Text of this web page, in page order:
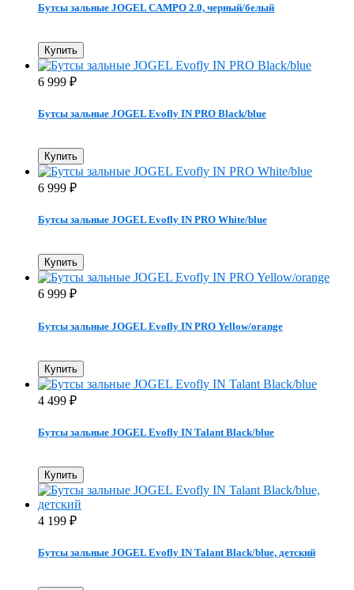
Бутсы зальные JOGEL CAMPO 2.0, черный/белый
Купить
6 999 ₽
Бутсы зальные JOGEL Evofly IN PRO Black/blue
Купить
6 999 ₽
Бутсы зальные JOGEL Evofly IN PRO White/blue
Купить
6 999 ₽
Бутсы зальные JOGEL Evofly IN PRO Yellow/orange
Купить
4 499 ₽
Бутсы зальные JOGEL Evofly IN Talant Black/blue
Купить
4 199 ₽
Бутсы зальные JOGEL Evofly IN Talant Black/blue, детский